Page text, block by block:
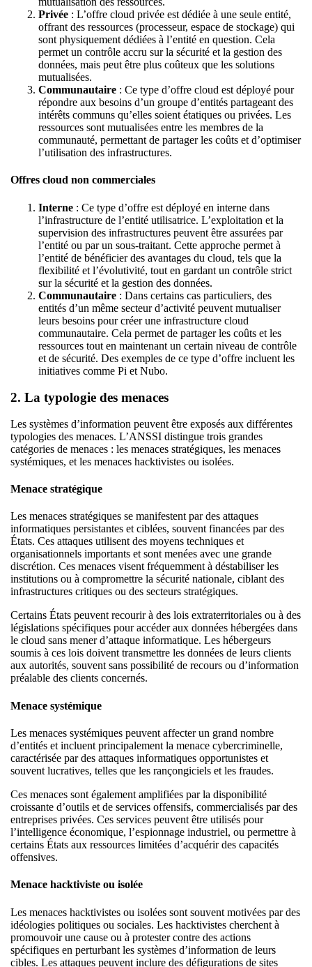
Privée : L’offre cloud privée est dédiée à une seule entité,
offrant des ressources (processeur, espace de stockage) qui
sont physiquement dédiées à l’entité en question. Cela
permet un contrôle accru sur la sécurité et la gestion des
données, mais peut être plus coûteux que les solutions
mutualisées.
Communautaire : Ce type d’offre cloud est déployé pour
répondre aux besoins d’un groupe d’entités partageant des
intérêts communs qu’elles soient étatiques ou privées. Les
ressources sont mutualisées entre les membres de la
communauté, permettant de partager les coûts et d’optimiser
l’utilisation des infrastructures.
Offres cloud non commerciales
Interne : Ce type d’offre est déployé en interne dans
l’infrastructure de l’entité utilisatrice. L’exploitation et la
supervision des infrastructures peuvent être assurées par
l’entité ou par un sous-traitant. Cette approche permet à
l’entité de bénéficier des avantages du cloud, tels que la
flexibilité et l’évolutivité, tout en gardant un contrôle strict
sur la sécurité et la gestion des données.
Communautaire : Dans certains cas particuliers, des
entités d’un même secteur d’activité peuvent mutualiser
leurs besoins pour créer une infrastructure cloud
communautaire. Cela permet de partager les coûts et les
ressources tout en maintenant un certain niveau de contrôle
et de sécurité. Des exemples de ce type d’offre incluent les
initiatives comme Pi et Nubo.
2. La typologie des menaces
Les systèmes d’information peuvent être exposés aux différentes
typologies des menaces. L’ANSSI distingue trois grandes
catégories de menaces : les menaces stratégiques, les menaces
systémiques, et les menaces hacktivistes ou isolées.
Menace stratégique
Les menaces stratégiques se manifestent par des attaques
informatiques persistantes et ciblées, souvent financées par des
États. Ces attaques utilisent des moyens techniques et
organisationnels importants et sont menées avec une grande
discrétion. Ces menaces visent fréquemment à déstabiliser les
institutions ou à compromettre la sécurité nationale, ciblant des
infrastructures critiques ou des secteurs stratégiques.
Certains États peuvent recourir à des lois extraterritoriales ou à des
législations spécifiques pour accéder aux données hébergées dans
le cloud sans mener d’attaque informatique. Les hébergeurs
soumis à ces lois doivent transmettre les données de leurs clients
aux autorités, souvent sans possibilité de recours ou d’information
préalable des clients concernés.
Menace systémique
Les menaces systémiques peuvent affecter un grand nombre
d’entités et incluent principalement la menace cybercriminelle,
caractérisée par des attaques informatiques opportunistes et
souvent lucratives, telles que les rançongiciels et les fraudes.
Ces menaces sont également amplifiées par la disponibilité
croissante d’outils et de services offensifs, commercialisés par des
entreprises privées. Ces services peuvent être utilisés pour
l’intelligence économique, l’espionnage industriel, ou permettre à
certains États aux ressources limitées d’acquérir des capacités
offensives.
Menace hacktiviste ou isolée
Les menaces hacktivistes ou isolées sont souvent motivées par des
idéologies politiques ou sociales. Les hacktivistes cherchent à
promouvoir une cause ou à protester contre des actions
spécifiques en perturbant les systèmes d’information de leurs
cibles. Les attaques peuvent inclure des défigurations de sites